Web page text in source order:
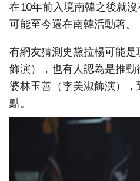
在10年前入境南韓之後就
可能至今還在南韓活動著。
有網友猜測史黛拉楊可能
飾演），也有人認為是推
婆林玉善（李美淑飾演）
點。